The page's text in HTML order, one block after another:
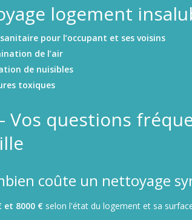
logement
pour l’occupant et ses voisins
de l’air
de nuisibles
toxiques
Vos questions
coûte un nettoyage
et 8000 € selon l'état du logement et sa